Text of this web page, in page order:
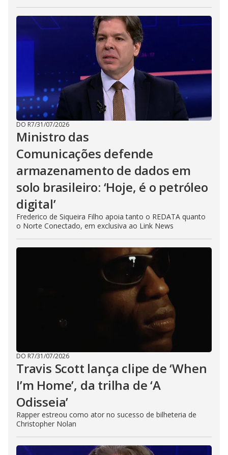
DO R7/31/07/2026
Ministro das
Comunicações defende
armazenamento de dados em
solo brasileiro: ‘Hoje, é o petróleo
digital’
Frederico de Siqueira Filho apoia tanto o REDATA quanto
o Norte Conectado, em exclusiva ao Link News
DO R7/31/07/2026
Travis Scott lança clipe de ‘When
I’m Home’, da trilha de ‘A
Odisseia’
Rapper estreou como ator no sucesso de bilheteria de
Christopher Nolan